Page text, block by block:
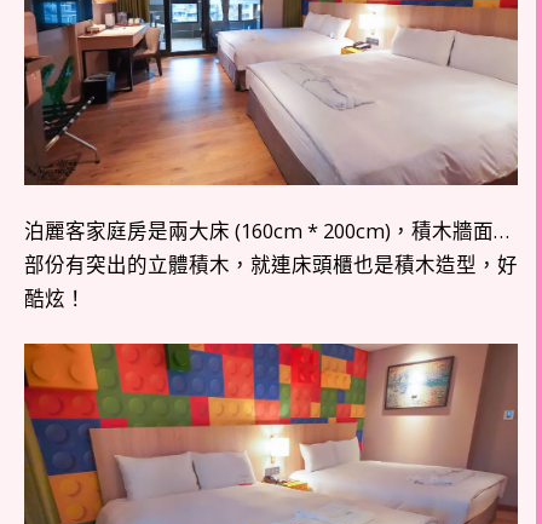
泊麗客家庭房是兩大床 (160cm * 200cm)，積木牆面…
部份有突出的立體積木，就連床頭櫃也是積木造型，好
酷炫！